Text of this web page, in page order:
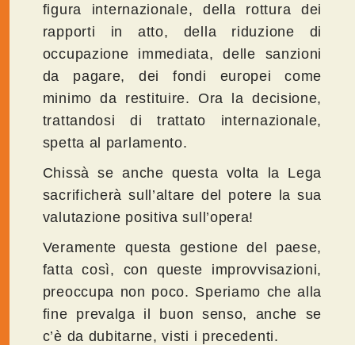
figura internazionale, della rottura dei
rapporti in atto, della riduzione di
occupazione immediata, delle sanzioni
da pagare, dei fondi europei come
minimo da restituire. Ora la decisione,
trattandosi di trattato internazionale,
spetta al parlamento.
Chissà se anche questa volta la Lega
sacrificherà sull’altare del potere la sua
valutazione positiva sull’opera!
Veramente questa gestione del paese,
fatta così, con queste improvvisazioni,
preoccupa non poco. Speriamo che alla
fine prevalga il buon senso, anche se
c’è da dubitarne, visti i precedenti.